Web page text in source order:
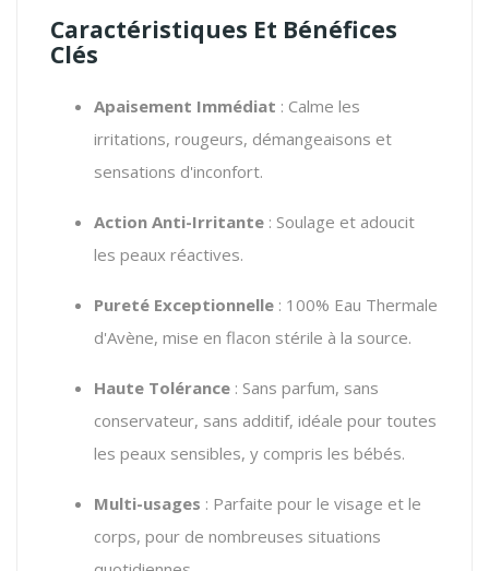
Caractéristiques Et Bénéfices
Clés
Apaisement Immédiat : Calme les
irritations, rougeurs, démangeaisons et
sensations d'inconfort.
Action Anti-Irritante : Soulage et adoucit
les peaux réactives.
Pureté Exceptionnelle : 100% Eau Thermale
d'Avène, mise en flacon stérile à la source.
Haute Tolérance : Sans parfum, sans
conservateur, sans additif, idéale pour toutes
les peaux sensibles, y compris les bébés.
Multi-usages : Parfaite pour le visage et le
corps, pour de nombreuses situations